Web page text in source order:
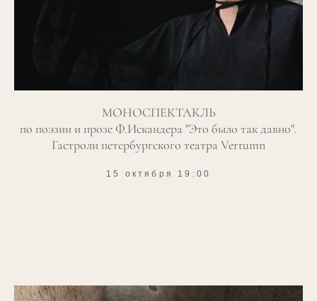
МОНОСПЕКТАКЛЬ
по поэзии и прозе Ф.Искандера "Это было так давно".
Гастроли петербургского театра Vertumn
15 октября 19:00